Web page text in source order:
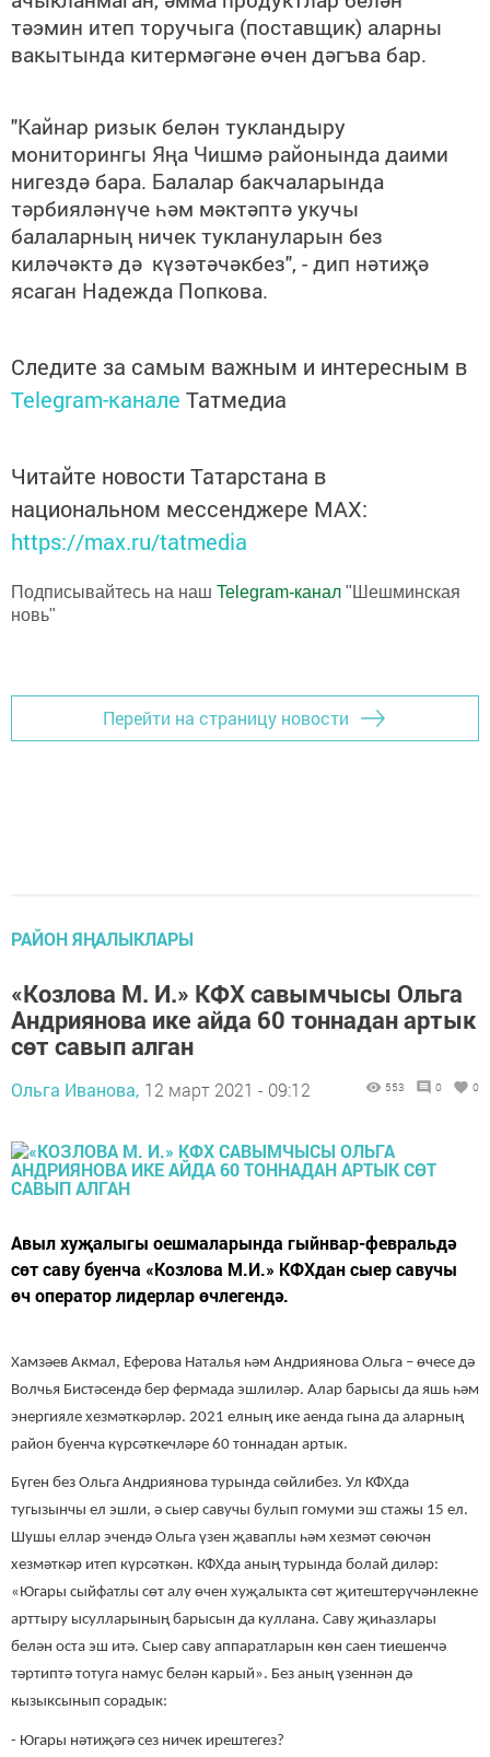
тәэмин итеп торучыга (поставщик) аларны
вакытында китермәгәне өчен дәгъва бар.
"Кайнар ризык белән тукландыру
мониторингы Яңа Чишмә районында даими
нигездә бара. Балалар бакчаларында
тәрбияләнүче һәм мәктәптә укучы
балаларның ничек туклануларын без
киләчәктә дә күзәтәчәкбез", - дип нәтиҗә
ясаган Надежда Попкова.
Следите за самым важным и интересным в
Telegram-канале Татмедиа
Читайте новости Татарстана в
национальном мессенджере MАХ:
https://max.ru/tatmedia
Подписывайтесь на наш Telegram-канал "Шешминская
новь"
Перейти на страницу новости
РАЙОН ЯҢАЛЫКЛАРЫ
«Козлова М. И.» КФХ савымчысы Ольга
Андриянова ике айда 60 тоннадан артык
сөт савып алган
Ольга Иванова, 12 март 2021 - 09:12 553 0 0
Авыл хуҗалыгы оешмаларында гыйнвар-февральдә
сөт саву буенча «Козлова М.И.» КФХдан сыер савучы
өч оператор лидерлар өчлегендә.
Хамзәев Акмал, Еферова Наталья һәм Андриянова Ольга – өчесе дә
Волчья Бистәсендә бер фермада эшлиләр. Алар барысы да яшь һәм
энергияле хезмәткәрләр. 2021 елның ике аенда гына да аларның
район буенча күрсәткечләре 60 тоннадан артык.
Бүген без Ольга Андриянова турында сөйлибез. Ул КФХда
тугызынчы ел эшли, ә сыер савучы булып гомуми эш стажы 15 ел.
Шушы еллар эчендә Ольга үзен җаваплы һәм хезмәт сөючән
хезмәткәр итеп күрсәткән. КФХда аның турында болай диләр:
«Югары сыйфатлы сөт алу өчен хуҗалыкта сөт җитештерүчәнлекне
арттыру ысулларының барысын да куллана. Саву җиһазлары
белән оста эш итә. Сыер саву аппаратларын көн саен тиешенчә
тәртиптә тотуга намус белән карый». Без аның үзеннән дә
кызыксынып сорадык:
- Югары нәтиҗәгә сез ничек ирештегез?